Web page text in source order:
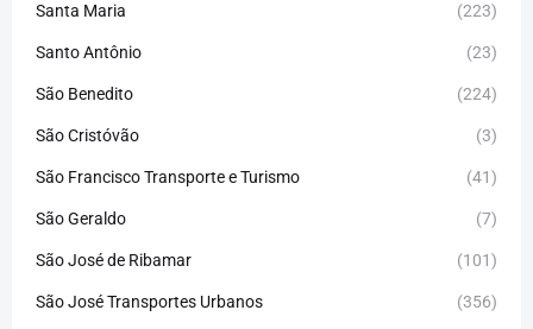
Santa Maria (223)
Santo Antônio (23)
São Benedito (224)
São Cristóvão (3)
São Francisco Transporte e Turismo (41)
São Geraldo (7)
São José de Ribamar (101)
São José Transportes Urbanos (356)